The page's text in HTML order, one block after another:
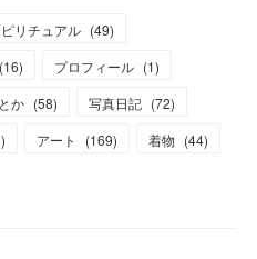
ピリチュアル (49)
(16) プロフィール (1)
か (58) 写真日記 (72)
) アート (169) 着物 (44)